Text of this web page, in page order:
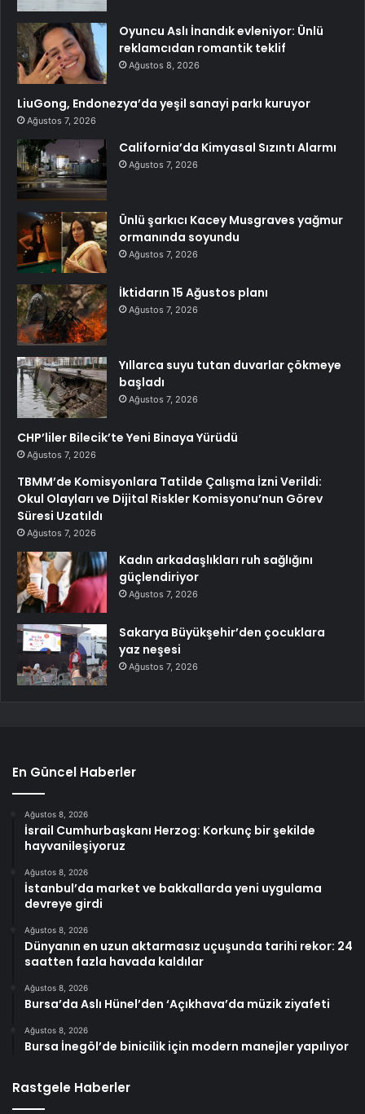
Oyuncu Aslı İnandık evleniyor: Ünlü
reklamcıdan romantik teklif
Ağustos 8, 2026
LiuGong, Endonezya’da yeşil sanayi parkı kuruyor
Ağustos 7, 2026
California’da Kimyasal Sızıntı Alarmı
Ağustos 7, 2026
Ünlü şarkıcı Kacey Musgraves yağmur
ormanında soyundu
Ağustos 7, 2026
İktidarın 15 Ağustos planı
Ağustos 7, 2026
Yıllarca suyu tutan duvarlar çökmeye
başladı
Ağustos 7, 2026
CHP’liler Bilecik’te Yeni Binaya Yürüdü
Ağustos 7, 2026
TBMM’de Komisyonlara Tatilde Çalışma İzni Verildi:
Okul Olayları ve Dijital Riskler Komisyonu’nun Görev
Süresi Uzatıldı
Ağustos 7, 2026
Kadın arkadaşlıkları ruh sağlığını
güçlendiriyor
Ağustos 7, 2026
Sakarya Büyükşehir’den çocuklara
yaz neşesi
Ağustos 7, 2026
En Güncel Haberler
Ağustos 8, 2026
İsrail Cumhurbaşkanı Herzog: Korkunç bir şekilde
hayvanileşiyoruz
Ağustos 8, 2026
İstanbul’da market ve bakkallarda yeni uygulama
devreye girdi
Ağustos 8, 2026
Dünyanın en uzun aktarmasız uçuşunda tarihi rekor: 24
saatten fazla havada kaldılar
Ağustos 8, 2026
Bursa’da Aslı Hünel’den ‘Açıkhava’da müzik ziyafeti
Ağustos 8, 2026
Bursa İnegöl’de binicilik için modern manejler yapılıyor
Rastgele Haberler